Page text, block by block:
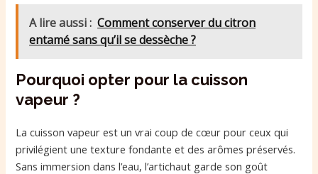
A lire aussi : Comment conserver du citron
entamé sans qu’il se dessèche ?
Pourquoi opter pour la cuisson
vapeur ?
La cuisson vapeur est un vrai coup de cœur pour ceux qui
privilégient une texture fondante et des arômes préservés.
Sans immersion dans l’eau, l’artichaut garde son goût